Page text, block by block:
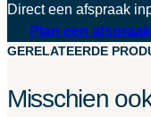
Direct een afspraak
Plan een afspraak
GERELATEERDE
Misschien